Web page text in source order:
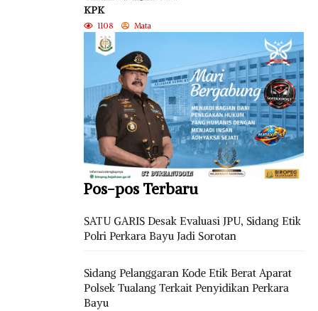
KPK
1108 Mata
Pos-pos Terbaru
SATU GARIS Desak Evaluasi JPU, Sidang Etik
Polri Perkara Bayu Jadi Sorotan
Sidang Pelanggaran Kode Etik Berat Aparat
Polsek Tualang Terkait Penyidikan Perkara
Bayu